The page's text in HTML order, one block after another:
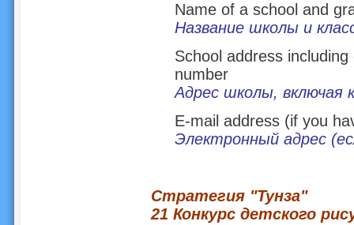
Name of a school and
Название школы и
School address
number
Адрес школы, включая
E-mail address (if you
Электронный адрес
Стратегия "Тунза"
21 Конкурс детского